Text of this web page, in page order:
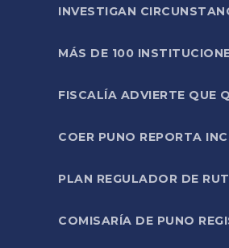
INVESTIGAN
MÁS DE 100
FISCALÍA ADVIERTE QUE
COER PUNO REPORTA
PLAN REGULADOR DE
COMISARÍA DE PUNO